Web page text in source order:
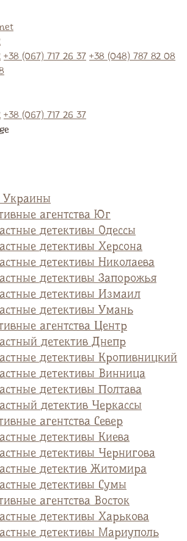
+38 (067) 717 26 37 +38 (048) 787 82 08
+38 (067) 717 26 37
Украины
агентства Юг
детективы Одессы
детективы Херсона
детективы Николаева
детективы Запорожья
детективы Измаил
детективы Умань
агентства Центр
детектив Днепр
детективы Кропивницкий
детективы Винница
детективы Полтава
детектив Черкассы
агентства Север
детективы Киева
детективы Чернигова
детектив Житомира
детективы Сумы
агентства Восток
детективы Харькова
детективы Мариуполь